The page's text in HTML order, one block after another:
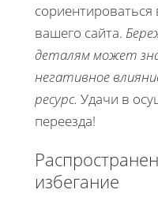
сориентироваться
вашего сайта.
деталям может
негативное
ресурс. Удачи в
переезда!
избегание